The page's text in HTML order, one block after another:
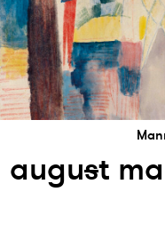
august